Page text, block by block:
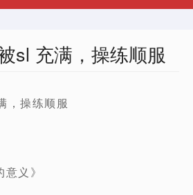
sl 充满，操练顺服
，操练顺服
义》